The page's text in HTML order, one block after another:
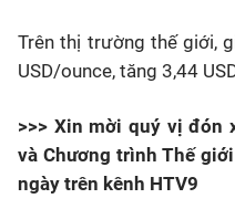
Trên thị trường thế giới,
USD/ounce, tăng 3,44
>>> Xin mời quý vị đón
và Chương trình Thế
ngày trên kênh HTV9